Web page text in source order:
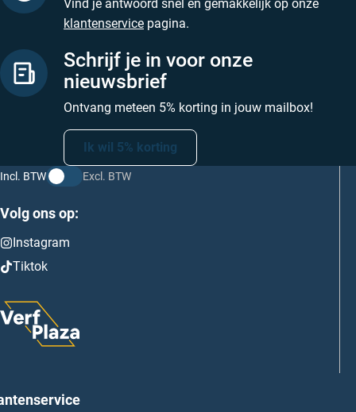
Vind je antwoord snel en gemakkelijk op onze
klantenservice pagina.
Schrijf je in voor onze
nieuwsbrief
Ontvang meteen 5% korting in jouw mailbox!
Ik wil 5% korting
Incl. BTW Excl. BTW
Volg ons op:
Instagram
Tiktok